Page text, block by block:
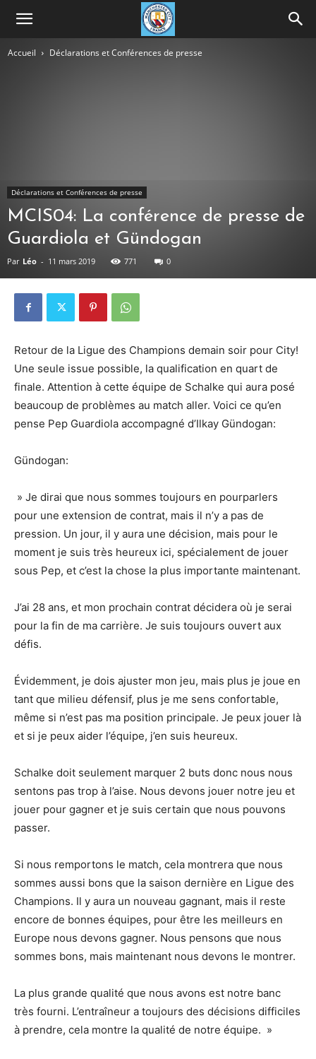
Accueil Déclarations et Conférences de presse
Déclarations et Conférences de presse
MCIS04: La conférence de presse de
Guardiola et Gündogan
Par Léo - 11 mars 2019 771 0
Retour de la Ligue des Champions demain soir pour City!
Une seule issue possible, la qualification en quart de
finale. Attention à cette équipe de Schalke qui aura posé
beaucoup de problèmes au match aller. Voici ce qu’en
pense Pep Guardiola accompagné d’Ilkay Gündogan:
Gündogan:
» Je dirai que nous sommes toujours en pourparlers
pour une extension de contrat, mais il n’y a pas de
pression. Un jour, il y aura une décision, mais pour le
moment je suis très heureux ici, spécialement de jouer
sous Pep, et c’est la chose la plus importante maintenant.
J’ai 28 ans, et mon prochain contrat décidera où je serai
pour la fin de ma carrière. Je suis toujours ouvert aux
défis.
Évidemment, je dois ajuster mon jeu, mais plus je joue en
tant que milieu défensif, plus je me sens confortable,
même si n’est pas ma position principale. Je peux jouer là
et si je peux aider l’équipe, j’en suis heureux.
Schalke doit seulement marquer 2 buts donc nous nous
sentons pas trop à l’aise. Nous devons jouer notre jeu et
jouer pour gagner et je suis certain que nous pouvons
passer.
Si nous remportons le match, cela montrera que nous
sommes aussi bons que la saison dernière en Ligue des
Champions. Il y aura un nouveau gagnant, mais il reste
encore de bonnes équipes, pour être les meilleurs en
Europe nous devons gagner. Nous pensons que nous
sommes bons, mais maintenant nous devons le montrer.
La plus grande qualité que nous avons est notre banc
très fourni. L’entraîneur a toujours des décisions difficiles
à prendre, cela montre la qualité de notre équipe. »